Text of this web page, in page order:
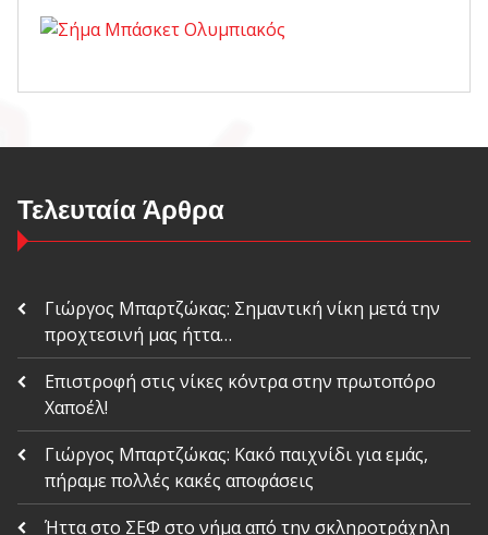
Τελευταία Άρθρα
Γιώργος Μπαρτζώκας: Σημαντική νίκη μετά την
προχτεσινή μας ήττα…
Επιστροφή στις νίκες κόντρα στην πρωτοπόρο
Χαποέλ!
Γιώργος Μπαρτζώκας: Κακό παιχνίδι για εμάς,
πήραμε πολλές κακές αποφάσεις
Ήττα στο ΣΕΦ στο νήμα από την σκληροτράχηλη